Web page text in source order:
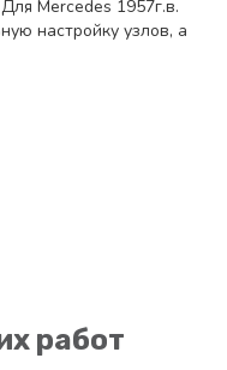
Mercedes 1957г.в.
настройку узлов, а
работ